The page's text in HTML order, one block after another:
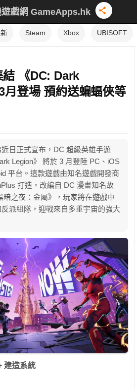
遊戲網 GameApps.hk
Steam Xbox UBISOFT
《DC: Dark
登場 預約送蝙蝠俠等
日正式宣布，DC 超級英雄手遊
Legion》 將於 3 月登陸 PC、iOS
平台。這款遊戲由知名遊戲開發商
打造，改編自 DC 漫畫知名故
暗之夜：金屬》，玩家將在遊戲中
派組隊，迎戰來自多重宇宙的強大
建造系統